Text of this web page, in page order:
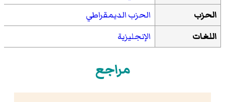
الحزب
الحزب الديمقراطي
اللغات
الإنجليزية
مراجع